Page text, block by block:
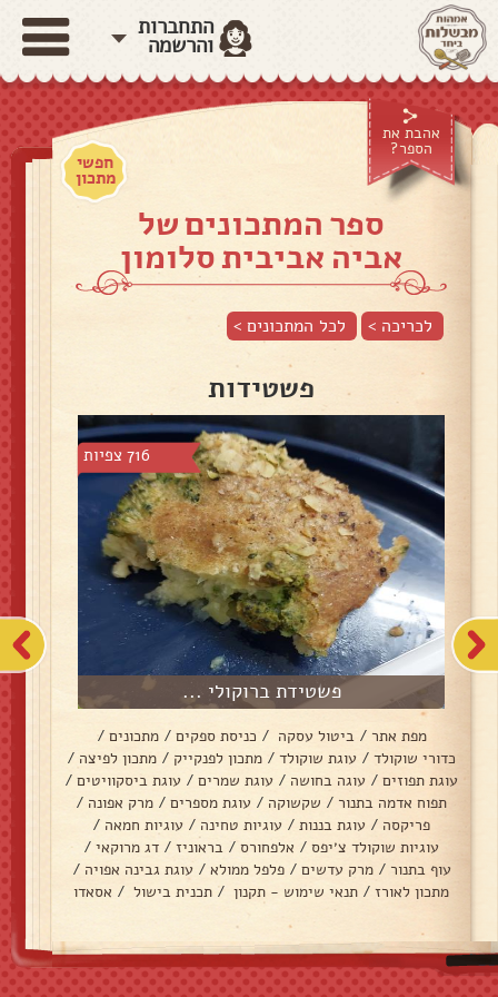
התחברות
והרשמה
אהבת את
הספר?
חפשי
מתכון
ספר המתכונים של
אביה אביבית סלומון
לכריכה > לכל המתכונים >
פשטידות
716 צפיות
פשטידת ברוקולי ...
מפת אתר / ביטול עסקה / כניסת ספקים / מתכונים /
כדורי שוקולד / עוגת שוקולד / מתכון לפנקייק / מתכון לפיצה /
עוגת תפוזים / עוגה בחושה / עוגת שמרים / עוגת ביסקוויטים /
תפוח אדמה בתנור / שקשוקה / עוגת מספרים / מרק אפונה /
פריקסה / עוגת בננות / עוגיות טחינה / עוגיות חמאה /
עוגיות שוקולד צ׳יפס / אלפחורס / בראוניז / דג מרוקאי /
עוף בתנור / מרק עדשים / פלפל ממולא / עוגת גבינה אפויה /
מתכון לאורז / תנאי שימוש - תקנון / תכנית בישול / אסאדו